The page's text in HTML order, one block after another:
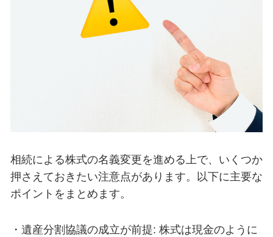
相続による株式の名義変更を進める上で、いくつか
押さえておきたい注意点があります。以下に主要な
ポイントをまとめます。
・遺産分割協議の成立が前提: 株式は現金のように